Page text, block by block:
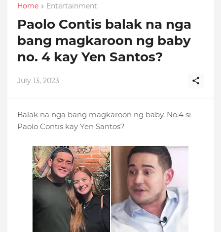
Home Entertainment
Paolo Contis balak na nga
bang magkaroon ng baby
no. 4 kay Yen Santos?
July 13, 2023
Balak na nga bang magkaroon ng baby. No.4 si
Paolo Contis kay Yen Santos?